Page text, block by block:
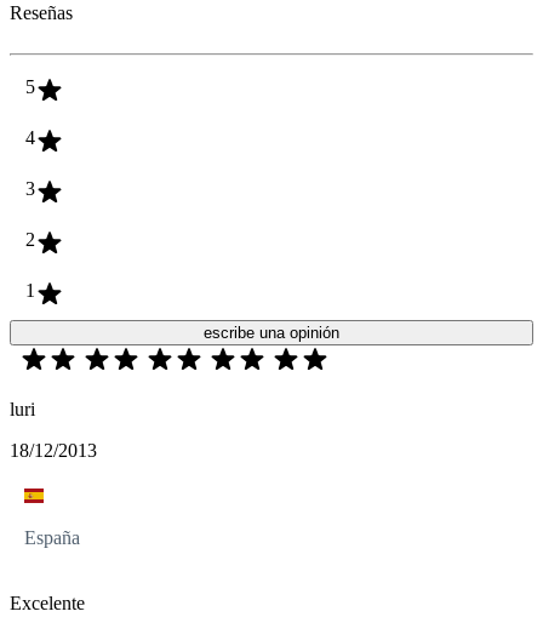
Reseñas
5
4
3
2
1
escribe una opinión
luri
18/12/2013
España
Excelente